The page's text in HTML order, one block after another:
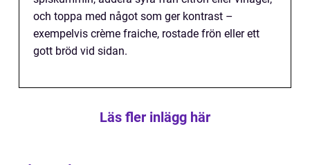
och toppa med något som ger kontrast –
exempelvis crème fraiche, rostade frön eller ett
gott bröd vid sidan.
Läs fler inlägg här